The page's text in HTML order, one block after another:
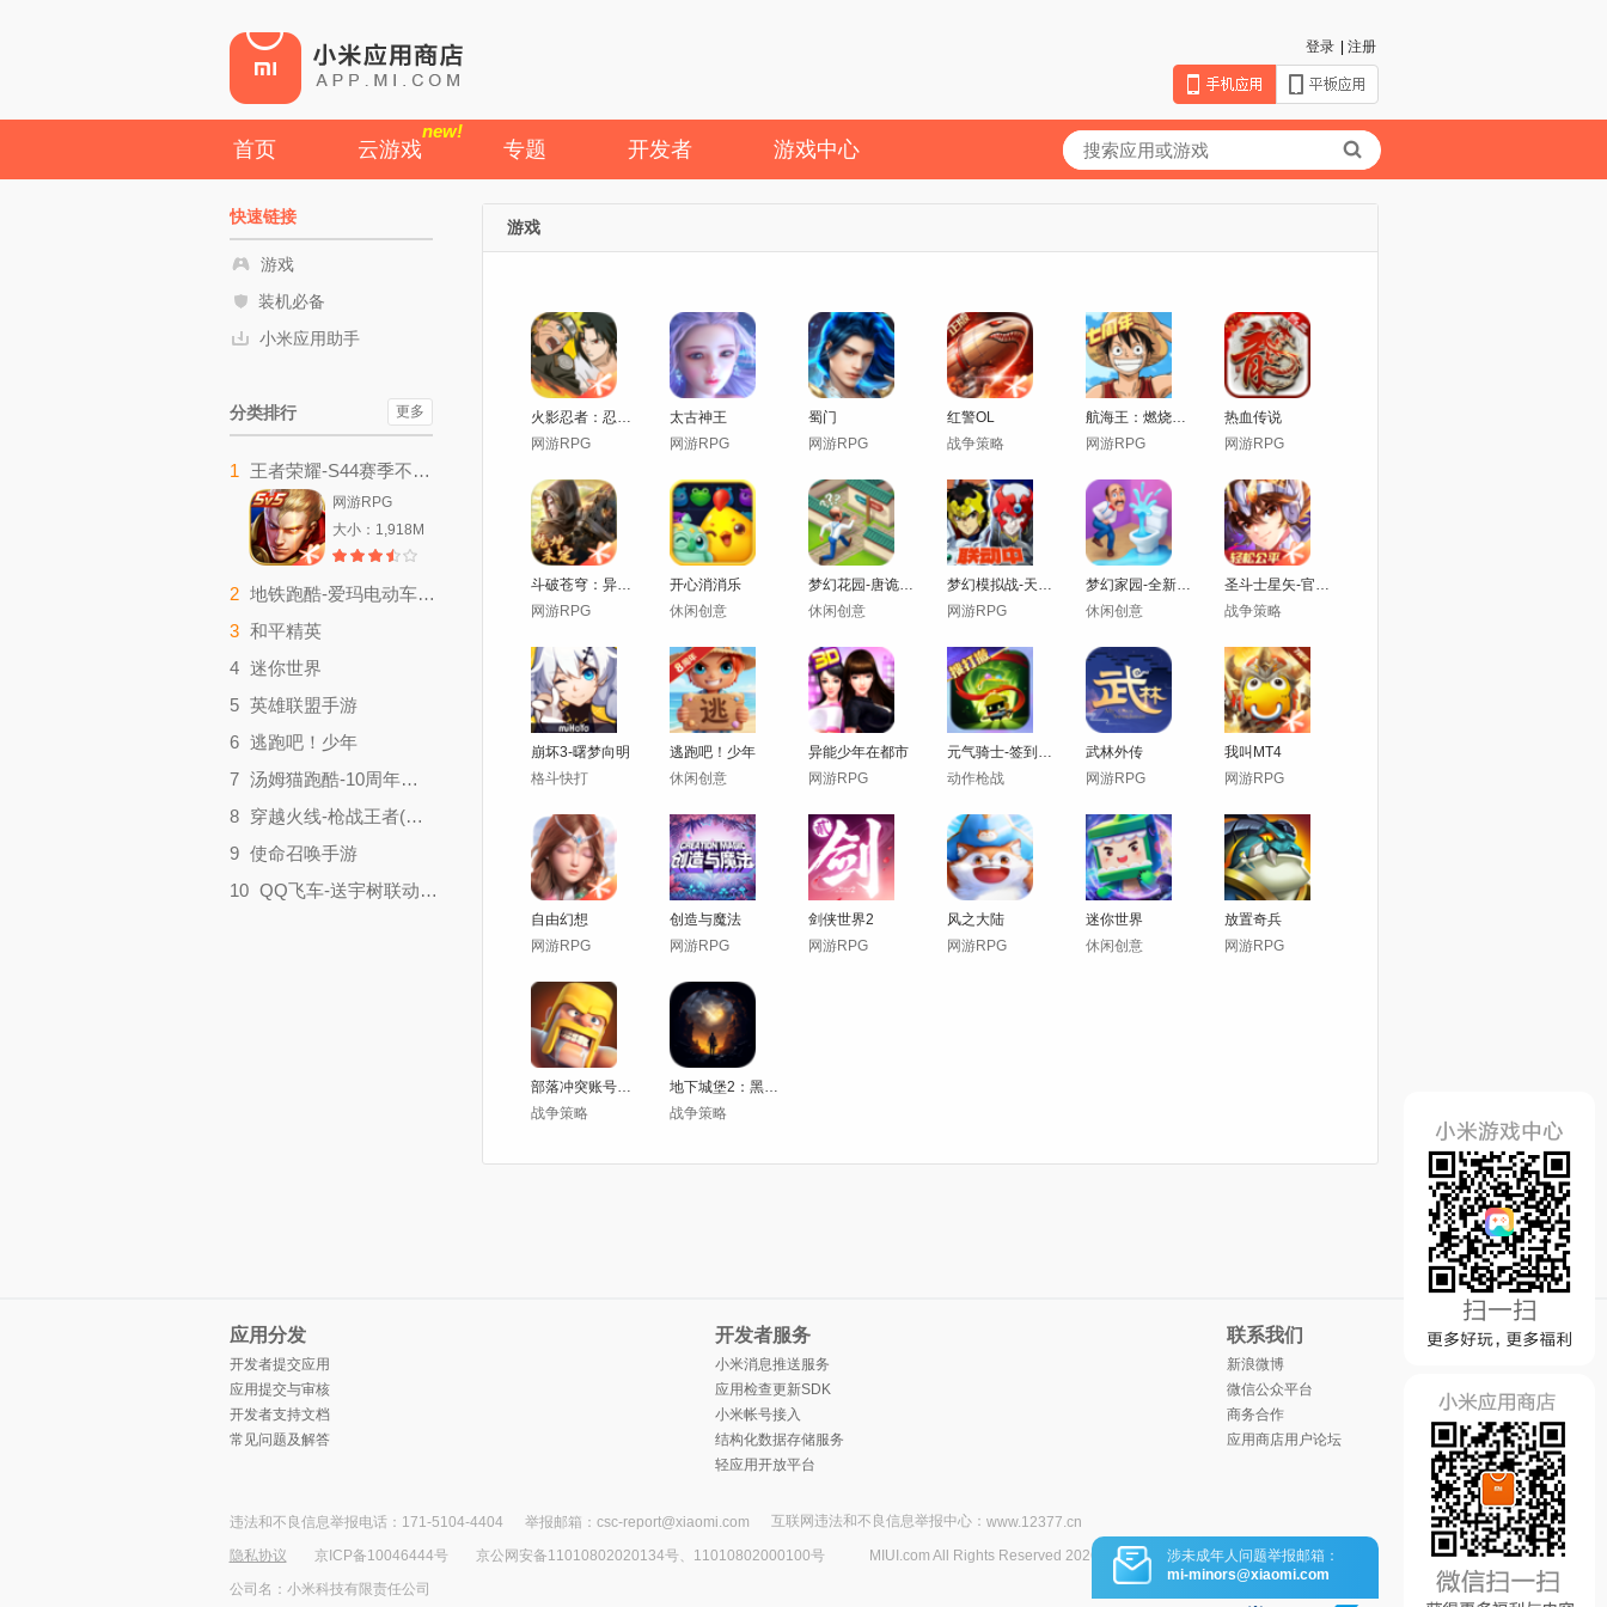
注册
登录
首页 云游戏
new!
专题 开发者 游戏中心
游戏
火影忍者：忍者新世代
网游RPG
太古神王
网游RPG
蜀门
网游RPG
红警OL
战争策略
航海王：燃烧意志
网游RPG
热血传说
网游RPG
斗破苍穹：异火重燃
网游RPG
开心消消乐
休闲创意
梦幻花园-唐诡联动
休闲创意
梦幻模拟战-天空战记联动开启！
网游RPG
梦幻家园-全新活动
休闲创意
圣斗士星矢-官方正版(腾讯)
战争策略
崩坏3-曙梦向明
格斗快打
逃跑吧！少年
休闲创意
异能少年在都市
网游RPG
元气骑士-签到免费领皮肤
动作枪战
武林外传
网游RPG
我叫MT4
网游RPG
自由幻想
网游RPG
创造与魔法
网游RPG
剑侠世界2
网游RPG
风之大陆
网游RPG
迷你世界
休闲创意
放置奇兵
网游RPG
部落冲突账号绑定工具
战争策略
地下城堡2：黑暗觉醒
战争策略
快速链接
游戏
装机必备
小米应用助手
更多
分类排行
1 王者荣耀-S44赛季不拘命格
网游RPG
大小：1,918M
2 地铁跑酷-爱玛电动车联动
3 和平精英
4 迷你世界
休闲创意
5 英雄联盟手游
网游RPG
6 逃跑吧！少年
休闲创意
7 汤姆猫跑酷-10周年狂欢庆典
跑酷闯关
8 穿越火线-枪战王者(嘉年华盛典)
动作枪战
9 使命召唤手游
动作枪战
10 QQ飞车-送宇树联动机甲
应用分发
开发者提交应用
应用提交与审核
开发者支持文档
常见问题及解答
开发者服务
小米消息推送服务
应用检查更新SDK
小米帐号接入
结构化数据存储服务
轻应用开放平台
联系我们
新浪微博
微信公众平台
商务合作
应用商店用户论坛
违法和不良信息举报电话：171-5104-4404 举报邮箱：csc-report@xiaomi.com 互联网违法和不良信息举报中心： www.12377.cn
隐私协议
京ICP备10046444号 京公网安备11010802020134号、11010802000100号
MIUI.com All Rights Reserved 2026
公司名：小米科技有限责任公司
涉未成年人问题举报邮箱：
mi-minors@xiaomi.com